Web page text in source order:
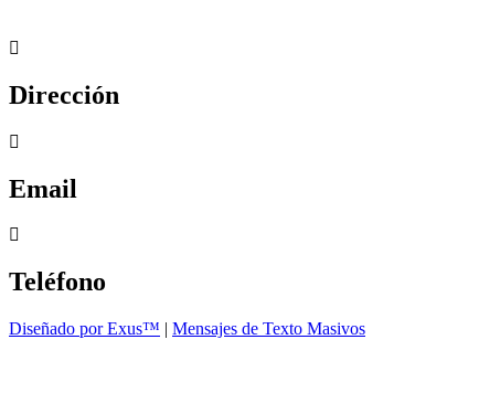
Dirección
Email
Teléfono
Diseñado por Exus™ | Mensajes de Texto Masivos